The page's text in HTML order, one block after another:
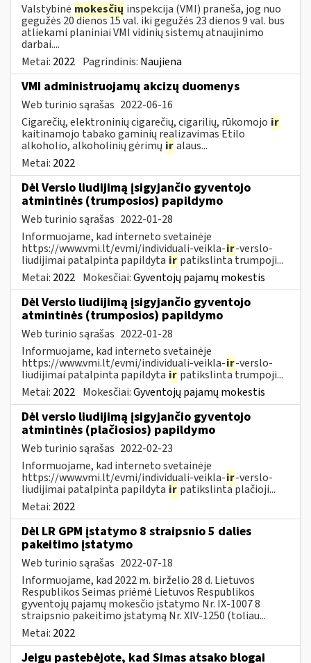
Valstybinė mokesčių inspekcija (VMI) praneša, jog nuo
gegužės 20 dienos 15 val. iki gegužės 23 dienos 9 val. bus
atliekami planiniai VMI vidinių sistemų atnaujinimo
darbai....
Metai: 2022 Pagrindinis: Naujiena
VMI administruojamų akcizų duomenys
Web turinio sąrašas 2022-06-16
Cigarečių, elektroninių cigarečių, cigarilių, rūkomojo ir
kaitinamojo tabako gaminių realizavimas Etilo
alkoholio, alkoholinių gėrimų iralaus...
Metai: 2022
Dėl Verslo liudijimą įsigyjančio gyventojo
atmintinės (trumposios) papildymo
Web turinio sąrašas 2022-01-28
Informuojame, kad interneto svetainėje
https://www.vmi.lt/evmi/individuali-veikla-ir-verslo-
liudijimai patalpinta papildyta ir patikslinta trumpoji...
Metai: 2022 Mokesčiai:Gyventojų pajamų mokestis
Dėl Verslo liudijimą įsigyjančio gyventojo
atmintinės (trumposios) papildymo
Web turinio sąrašas 2022-01-28
Informuojame, kad interneto svetainėje
https://www.vmi.lt/evmi/individuali-veikla-ir-verslo-
liudijimai patalpinta papildyta ir patikslinta trumpoji...
Metai: 2022 Mokesčiai:Gyventojų pajamų mokestis
Dėl verslo liudijimą įsigyjančio gyventojo
atmintinės (plačiosios) papildymo
Web turinio sąrašas 2022-02-23
Informuojame, kad interneto svetainėje
https://www.vmi.lt/evmi/individuali-veikla-ir-verslo-
liudijimai patalpinta papildyta ir patikslinta plačioji...
Metai: 2022
Dėl LR GPM įstatymo 8 straipsnio 5 dalies
pakeitimo įstatymo
Web turinio sąrašas 2022-07-18
Informuojame, kad 2022 m. birželio 28 d. Lietuvos
Respublikos Seimas priėmė Lietuvos Respublikos
gyventojų pajamų mokesčio įstatymo Nr. IX-1007 8
straipsnio pakeitimo įstatymą Nr. XIV-1250 (toliau...
Metai: 2022
Jeigu pastebėjote, kad Simas atsako blogai